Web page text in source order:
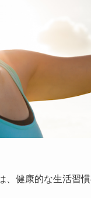
、健康的な生活習